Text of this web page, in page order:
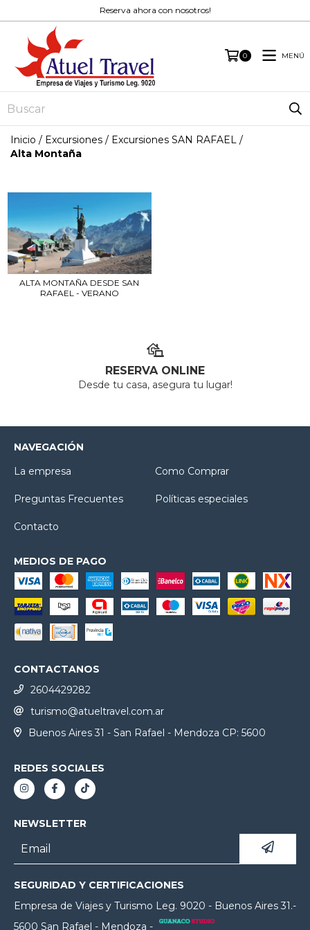
Reserva ahora con nosotros!
0 MENÚ
Inicio / Excursiones / Excursiones SAN RAFAEL /
Alta Montaña
ALTA MONTAÑA DESDE SAN
RAFAEL - VERANO
RESERVA ONLINE
Desde tu casa, asegura tu lugar!
NAVEGACIÓN
La empresa
Como Comprar
Preguntas Frecuentes Políticas especiales
Contacto
MEDIOS DE PAGO
CONTACTANOS
2604429282
turismo@atueltravel.com.ar
Buenos Aires 31 - San Rafael - Mendoza CP: 5600
REDES SOCIALES
NEWSLETTER
SEGURIDAD Y CERTIFICACIONES
Empresa de Viajes y Turismo Leg. 9020 - Buenos Aires 31.-
5600 San Rafael - Mendoza -